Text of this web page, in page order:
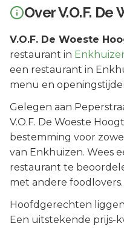
OverV.O.F.
V.O.F. De Woeste
restaurant in
een restaurant in
menu en
Gelegen aan
V.O.F. De Woeste
bestemming voor
van Enkhuizen. Wees
restaurant te
met andere foodlovers.
Hoofdgerechten
Een uitstekende prijs-